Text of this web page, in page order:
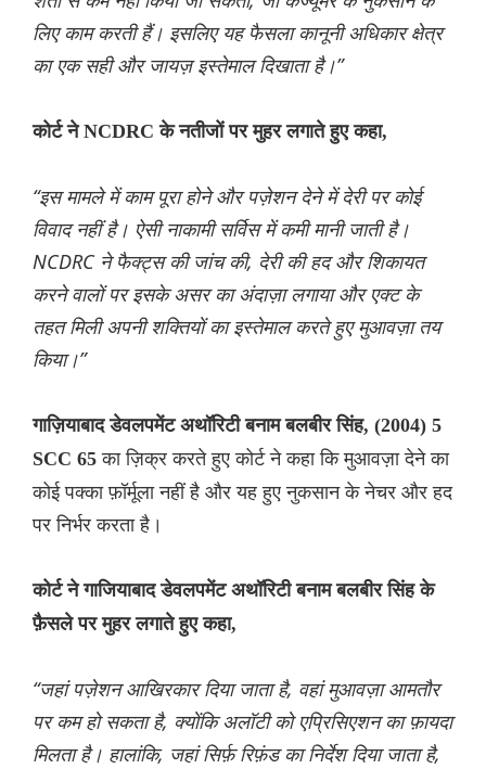
लिए काम करती हैं। इसलिए यह फैसला कानूनी अधिकार क्षेत्र
का एक सही और जायज़ इस्तेमाल दिखाता है।”
कोर्ट ने NCDRC के नतीजों पर मुहर लगाते हुए कहा,
“इस मामले में काम पूरा होने और पज़ेशन देने में देरी पर कोई
विवाद नहीं है। ऐसी नाकामी सर्विस में कमी मानी जाती है।
NCDRC ने फैक्ट्स की जांच की, देरी की हद और शिकायत
करने वालों पर इसके असर का अंदाज़ा लगाया और एक्ट के
तहत मिली अपनी शक्तियों का इस्तेमाल करते हुए मुआवज़ा तय
किया।”
गाज़ियाबाद डेवलपमेंट अथॉरिटी बनाम बलबीर सिंह, (2004) 5
SCC 65का ज़िक्र करते हुए कोर्ट ने कहा कि मुआवज़ा देने का
कोई पक्का फ़ॉर्मूला नहीं है और यह हुए नुकसान के नेचर और हद
पर निर्भर करता है।
कोर्ट ने गाजियाबाद डेवलपमेंट अथॉरिटी बनाम बलबीर सिंह के
फ़ैसले पर मुहर लगाते हुए कहा,
“जहां पज़ेशन आखिरकार दिया जाता है, वहां मुआवज़ा आमतौर
पर कम हो सकता है, क्योंकि अलॉटी को एप्रिसिएशन का फ़ायदा
मिलता है। हालांकि, जहां सिर्फ़ रिफ़ंड का निर्देश दिया जाता है,